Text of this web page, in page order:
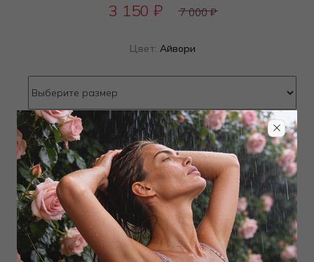
3 150 ₽ 7 000₽
Цвет: Айвори
Определить размер
Наличие в магазинах
ТОВАР РАСПРОДАН
Добавить в избранное